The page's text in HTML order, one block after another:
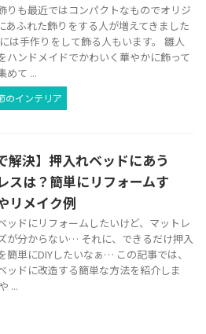
りも最近ではコンパクトなものでオリジ
あふれた飾りをする人が増えてきました
は手作りをして飾る人もいます。 雛人
ハンドメイドでかわいく華やかに飾って
めて ...
のインテリア
解決】押入れベッドにあう
スは？簡単にリフォームす
リメイク例
ッドにリフォームしたいけど、マットレ
が分からない… それに、できるだけ押入
簡単にDIYしたいなぁ… この記事では、
ッドに改造する簡単な方法を紹介しま
...